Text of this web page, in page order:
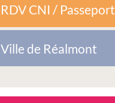
RDV CNI / Passeport
Ville de Réalmont